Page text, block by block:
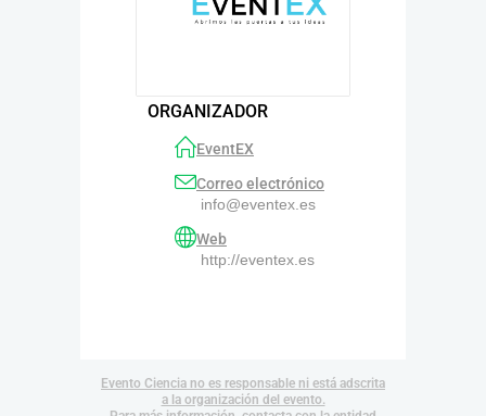
ORGANIZADOR
EventEX
Correo electrónico
info@eventex.es
Web
http://eventex.es
Evento Ciencia no es responsable ni está adscrita
a la organización del evento.